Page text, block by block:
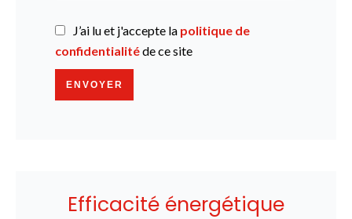
J’ai lu et j'accepte la politique de
confidentialitéde ce site
ENVOYER
Efficacité énergétique